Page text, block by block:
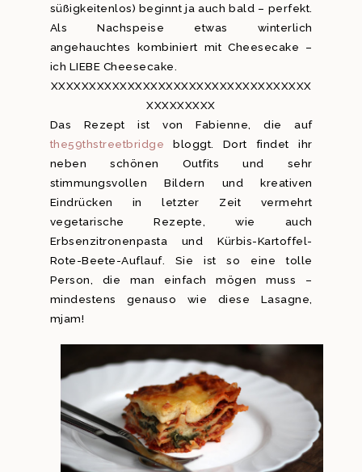
süßigkeitenlos) beginnt ja auch bald – perfekt.
Als Nachspeise etwas winterlich
angehauchtes kombiniert mit Cheesecake –
ich LIEBE Cheesecake.
XXXXXXXXXXXXXXXXXXXXXXXXXXXXXXXXXX
XXXXXXXXX
Das Rezept ist von Fabienne, die auf
the59thstreetbridge bloggt. Dort findet ihr
neben schönen Outfits und sehr
stimmungsvollen Bildern und kreativen
Eindrücken in letzter Zeit vermehrt
vegetarische Rezepte, wie auch
Erbsenzitronenpasta und Kürbis-Kartoffel-
Rote-Beete-Auflauf. Sie ist so eine tolle
Person, die man einfach mögen muss –
mindestens genauso wie diese Lasagne,
mjam!